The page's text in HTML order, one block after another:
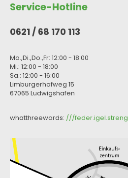
Service-Hotline
0621 / 68 170 113
Mo.,Di.,Do.,Fr: 12:00 - 18:00
Mi.: 12:00 - 18:00
Sa.: 12:00 - 16:00
Limburgerhofweg 15
67065 Ludwigshafen
whatthreewords: ///feder.igel.streng